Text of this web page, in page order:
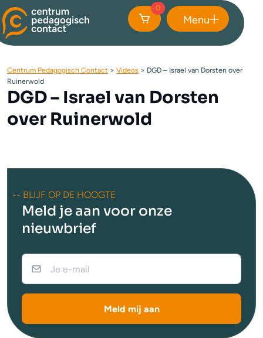
0
Menu
Centrum Pedagogisch Contact > Videos > DGD – Israel van Dorsten over
Ruinerwold
DGD – Israel van Dorsten
over Ruinerwold
-- BLIJF OP DE HOOGTE
Meld je aan voor onze
nieuwbrief
Meld mij aan